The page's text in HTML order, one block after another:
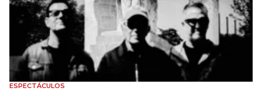
ESPECTÁCULOS